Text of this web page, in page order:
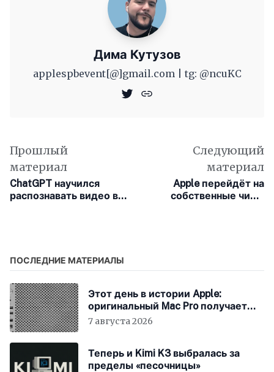
Дима Кутузов
applespbevent[@]gmail.com | tg: @ncuKC
Прошлый
материал
ChatGPT научился
распознавать видео в
Следующий
материал
Apple перейдёт на
собственные чипы
ПОСЛЕДНИЕ МАТЕРИАЛЫ
Этот день в истории Apple:
оригинальный Mac Pro получает
мощный процессор Intel
7 августа 2026
Теперь и Kimi K3 выбралась за
пределы «песочницы»